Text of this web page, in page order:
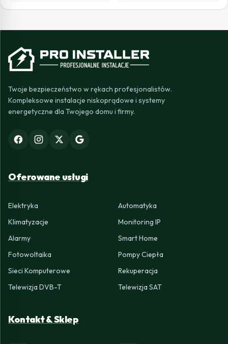
Twoje bezpieczeństwo w rękach profesjonalistów.
Kompleksowe instalacje niskoprądowe i systemy
energetyczne dla Twojego domu i firmy.
Oferowane usługi
Elektryka
Automatyka
Klimatyzacje
Monitoring IP
Alarmy
Smart Home
Fotowoltaika
Pompy Ciepła
Sieci Komputerowe
Rekuperacja
Telewizja DVB-T
Telewizja SAT
Kontakt & Sklep